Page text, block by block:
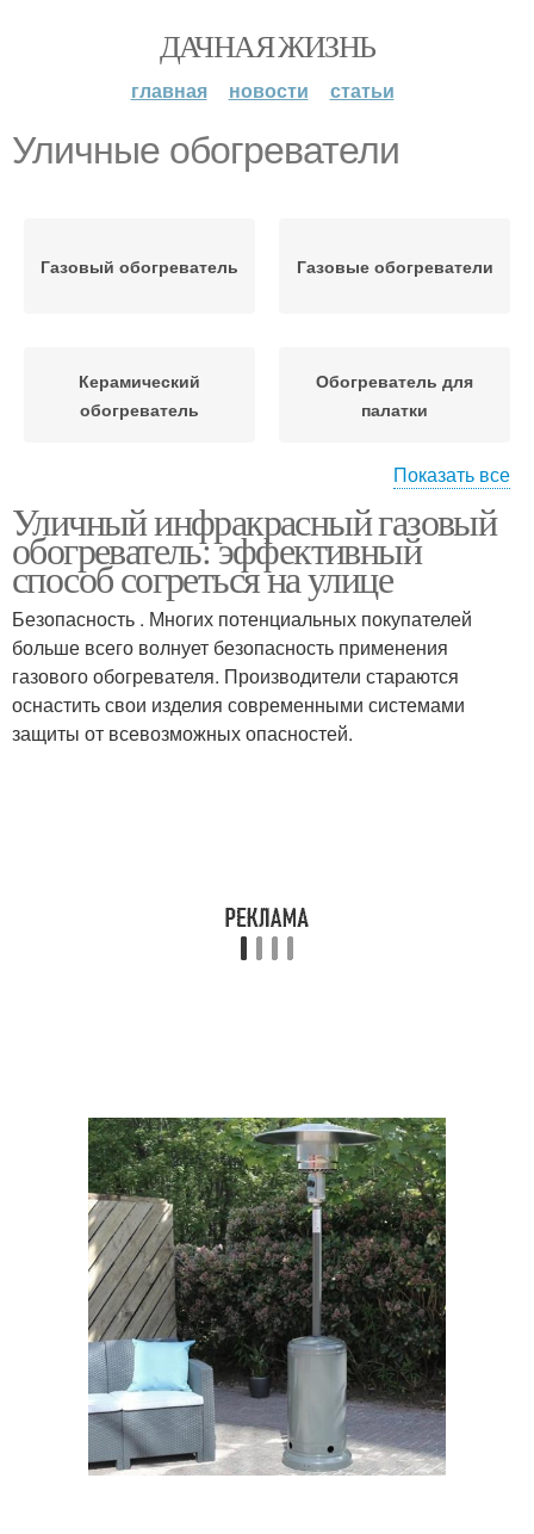
ДАЧНАЯ ЖИЗНЬ
главная новости статьи
Уличные обогреватели
Газовый обогреватель Газовые обогреватели
Керамический
обогреватель
Обогреватель для
палатки
Инфракрасный
обогреватель
Вред от инфракрасных
обогревателей
Инфракрасные
обогреватели
Обогреватель на ночь
Показать все
Уличный инфракрасный газовый
обогреватель: эффективный
способ согреться на улице
Безопасность . Многих потенциальных покупателей
больше всего волнует безопасность применения
газового обогревателя. Производители стараются
оснастить свои изделия современными системами
защиты от всевозможных опасностей.